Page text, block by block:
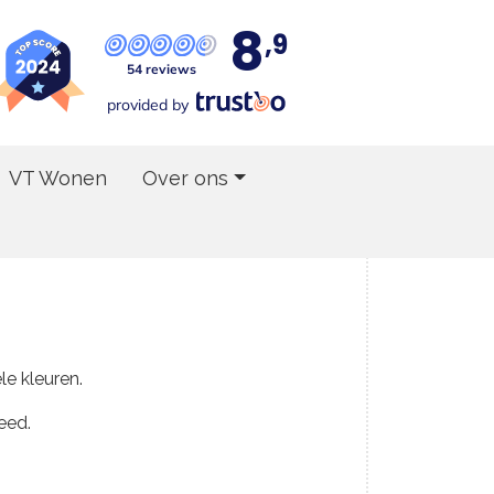
54 reviews 8,9
provided by
VT Wonen Over ons
kleuren.